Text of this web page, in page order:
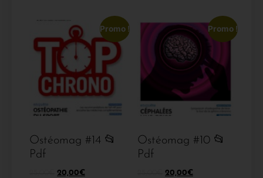
Promo !
Ostéomag #14 📂
Pdf
20,00€
Promo !
Ostéomag #10 📂
Pdf
20,00€